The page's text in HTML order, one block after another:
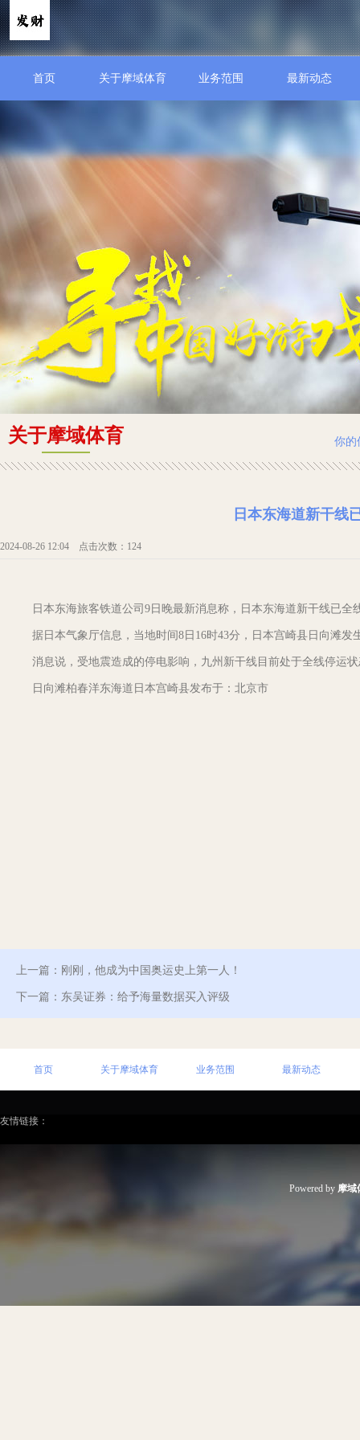
首页 关于摩域体育 业务范围 最新动态
关于摩域体育 你的
日本东海道新干线
2024-08-26 12:04 点击次数：124
日本东海旅客铁道公司9日晚最新消息称，日本东海道新干线已
据日本气象厅信息，当地时间8日16时43分，日本宫崎县日向滩
消息说，受地震造成的停电影响，九州新干线目前处于全线停运
日向滩柏春洋东海道日本宫崎县发布于：北京市
上一篇： 刚刚，他成为中国奥运史上第一人！
下一篇： 东吴证券：给予海量数据买入评级
首页 关于摩域体育 业务范围 最新动态
友情链接：
Powered by 摩域